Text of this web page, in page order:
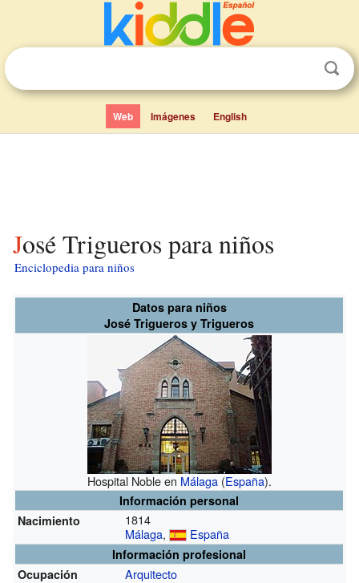
Web Imágenes English
José Trigueros para niños
Enciclopedia para niños
Datos para niños
José Trigueros y Trigueros
Hospital Noble en Málaga(España).
Información personal
Nacimiento
1814
Málaga, España
Información profesional
Ocupación
Arquitecto